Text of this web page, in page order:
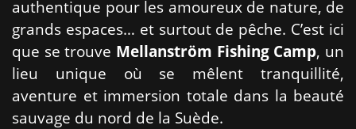
authentique pour les amoureux de nature, de
grands espaces… et surtout de pêche. C’est ici
que se trouve Mellanström Fishing Camp, un
lieu unique où se mêlent tranquillité,
aventure et immersion totale dans la beauté
sauvage du nord de la Suède.